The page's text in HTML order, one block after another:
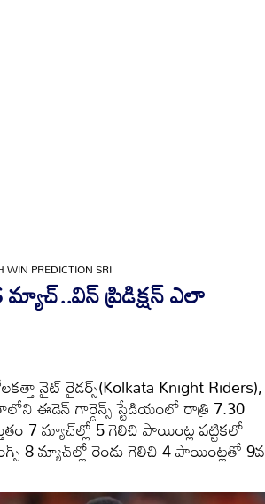
WIN PREDICTION SRI
మ్యాచ్..విన్ ప్రిడిక్షన్ ఎలా
నైట్ రైడర్స్(Kolkata Knight Riders),
ఈడెన్ గార్డెన్స్ స్టేడియంలో రాత్రి 7.30
7 మ్యాచ్‌ల్లో 5 గెలిచి పాయింట్ల పట్టికలో
8 మ్యాచ్‌ల్లో రెండు గెలిచి 4 పాయింట్లతో 9వ